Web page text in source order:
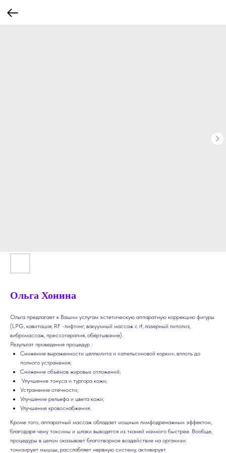
Ольга Хонина
Ольга предлагает к Вашим услугам эстетическую аппаратную коррекцию фигуры
(LPG, кавитация, RF -лифтинг, вакуумный массаж с rf, лазерный липолиз,
вибромассаж, прессотерапия, обёртывание).
Результат проведения процедур :
Снижение выраженности целлюлита и «апельсиновой корки», вплоть до
полного устранения;
Снижение объёмов жировых отложений;
Улучшение тонуса и тургора кожи;
Устранение отёчности;
Улучшение рельефа и цвета кожи;
Улучшение кровоснабжения.
Кроме того, аппаратный массаж обладает мощным лимфодренажным эффектом,
благодаря чему токсины и шлаки выводятся из тканей намного быстрее. Вообще,
процедуры в целом оказывает благотворное воздействие на организм:
тонизирует мышцы, расслабляет нервную систему, активирует